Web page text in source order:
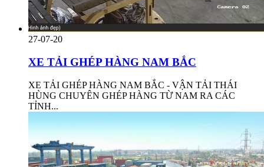
27-07-20
XE TẢI GHÉP HÀNG NAM BẮC
XE TẢI GHÉP HÀNG NAM BẮC - VẬN TẢI THÁI
HÙNG CHUYÊN GHÉP HÀNG TỪ NAM RA CÁC
TỈNH...